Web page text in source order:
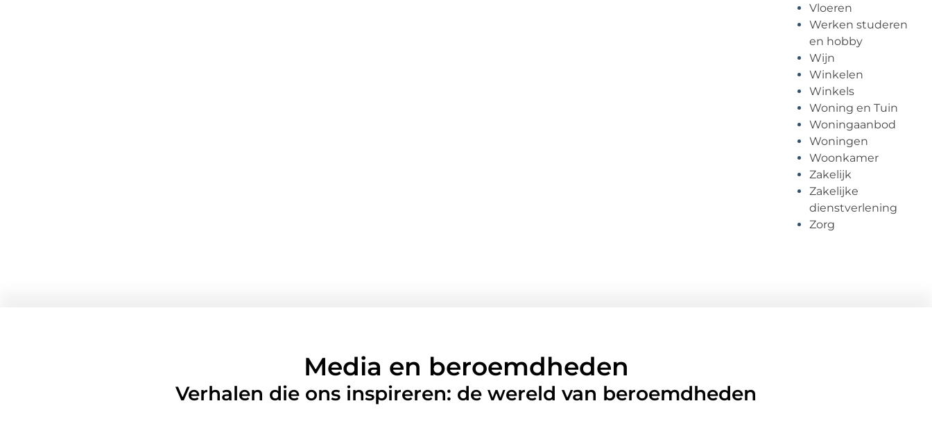
Vloeren
Werken studeren
en hobby
Wijn
Winkelen
Winkels
Woning en Tuin
Woningaanbod
Woningen
Woonkamer
Zakelijk
Zakelijke
dienstverlening
Zorg
Media en beroemdheden
Verhalen die ons inspireren: de wereld van beroemdheden